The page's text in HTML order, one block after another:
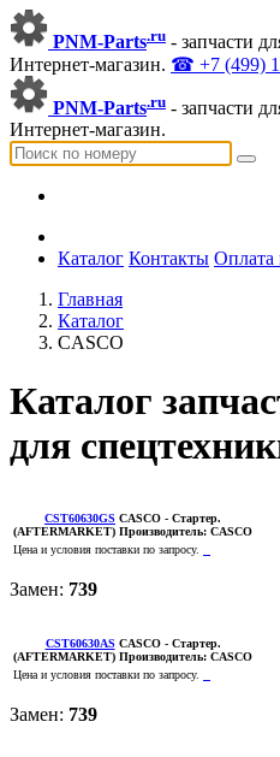
PNM-Parts.ru - запчасти
Интернет-магазин. ☎ +7 (499)
PNM-Parts.ru - запчасти
Интернет-магазин.
Каталог Контакты Оплата
Главная
Каталог
CASCO
Каталог
для
CST60630GS CASCO - Стартер.
(AFTERMARKET) Производитель: CASCO
Цена и условия поставки по запросу.
Замен: 739
CST60630AS CASCO - Стартер.
(AFTERMARKET) Производитель: CASCO
Цена и условия поставки по запросу.
Замен: 739